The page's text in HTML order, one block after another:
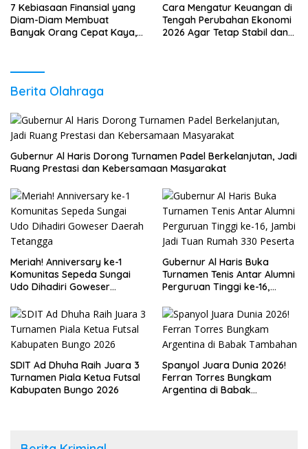
7 Kebiasaan Finansial yang
Diam-Diam Membuat
Banyak Orang Cepat Kaya,
Cara Mengatur Keuangan di
Tengah Perubahan Ekonomi
2026 Agar Tetap Stabil dan
Berita Olahraga
Gubernur Al Haris Dorong Turnamen Padel Berkelanjutan, Jadi
Ruang Prestasi dan Kebersamaan Masyarakat
Meriah! Anniversary ke-1
Komunitas Sepeda Sungai
Udo Dihadiri Goweser
Gubernur Al Haris Buka
Turnamen Tenis Antar Alumni
Perguruan Tinggi ke-16,
Peserta
SDIT Ad Dhuha Raih Juara 3
Turnamen Piala Ketua Futsal
Kabupaten Bungo 2026
Spanyol Juara Dunia 2026!
Ferran Torres Bungkam
Argentina di Babak